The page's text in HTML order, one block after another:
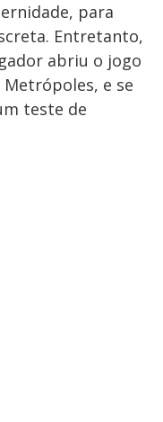
para
Entretanto,
abriu o jogo
e se
teste de